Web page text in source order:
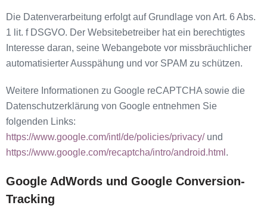
Die Datenverarbeitung erfolgt auf Grundlage von Art. 6 Abs.
1 lit. f DSGVO. Der Websitebetreiber hat ein berechtigtes
Interesse daran, seine Webangebote vor missbräuchlicher
automatisierter Ausspähung und vor SPAM zu schützen.
Weitere Informationen zu Google reCAPTCHA sowie die
Datenschutzerklärung von Google entnehmen Sie
folgenden Links:
https://www.google.com/intl/de/policies/privacy/und
https://www.google.com/recaptcha/intro/android.html .
Google AdWords und Google Conversion-
Tracking